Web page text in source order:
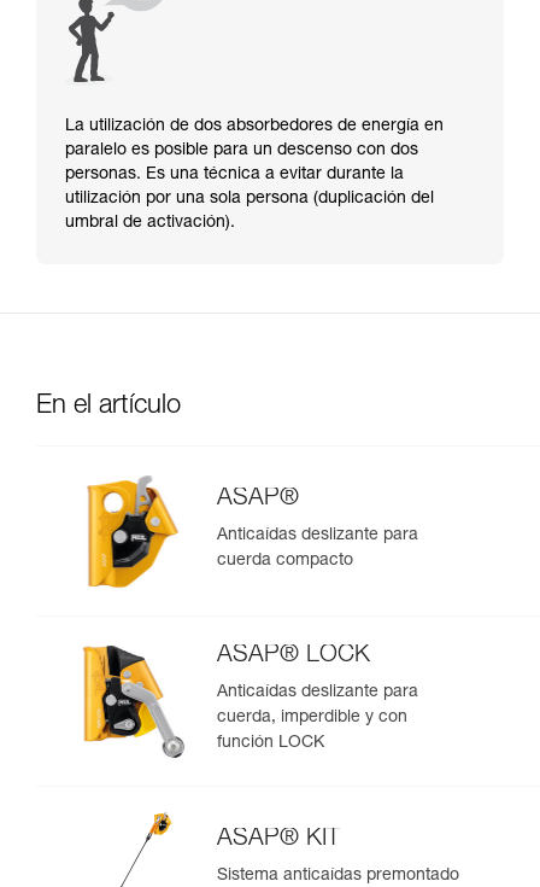
La utilización de dos absorbedores de energía en
paralelo es posible para un descenso con dos
personas. Es una técnica a evitar durante la
utilización por una sola persona (duplicación del
umbral de activación).
En el artículo
ASAP®
Anticaídas deslizante para
cuerda compacto
ASAP® LOCK
Anticaídas deslizante para
cuerda, imperdible y con
función LOCK
ASAP® KIT
Sistema anticaídas premontado